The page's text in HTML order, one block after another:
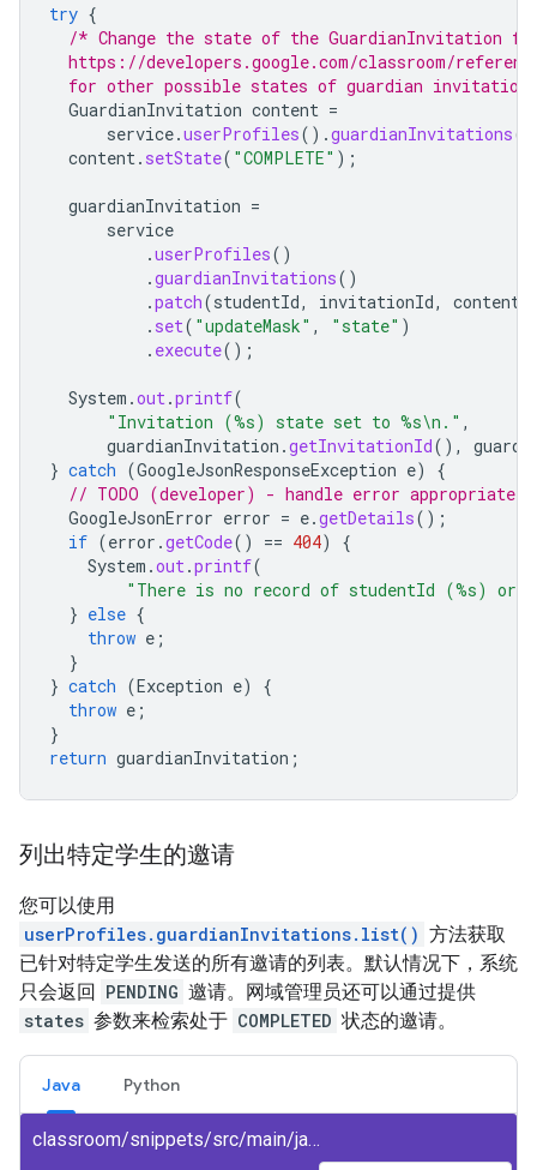
try {
/* Change the state of the GuardianInvitation from
https://developers.google.com/classroom/
for other possible states of guardian
GuardianInvitation content =
service.userProfiles().guardianInvitations
content . setState( "COMPLETE" );
guardianInvitation =
service
.userProfiles()
.guardianInvitations()
.patch(studentId, invitationId, content
. set( "updateMask" , "state" )
. execute();
System .out .printf(
"Invitation (%s) state set to %s\n." ,
guardianInvitation .getInvitationId(),
} catch (GoogleJsonResponseException e)
{
// TODO (developer) - handle error appropriately
GoogleJsonError error = e.getDetails();
if (error .getCode() == 404)
{
System .out .printf(
"There is no record of studentId (%s)
} else {
throw e ;
}
} catch (Exception e)
{
throw e ;
}
return guardianInvitation ;
列出特定学生的邀请
您可以使用
userProfiles.guardianInvitations.list() 方法获取
已针对特定学生发送的所有邀请的列表。默认情况下，系统
只会返回 PENDING 邀请。网域管理员还可以通过提供
states 参数来检索处于 COMPLETED 状态的邀请。
Java Python
classroom/snippets/src/main/java/ListGuardianInvitationsByStudent.java